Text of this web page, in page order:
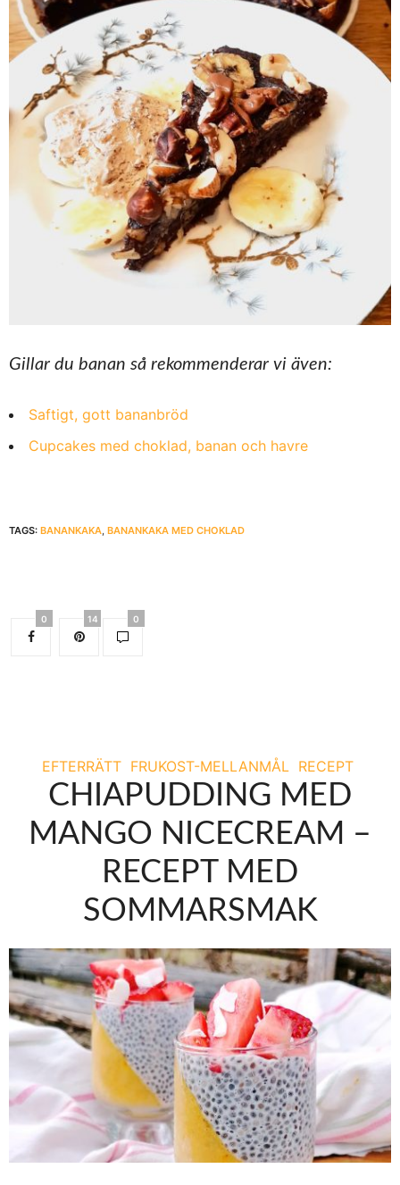
Gillar du banan så rekommenderar vi även:
Saftigt, gott bananbröd
Cupcakes med choklad, banan och havre
TAGS: BANANKAKA BANANKAKA MED CHOKLAD
0 14 0
EFTERRÄTT FRUKOST-MELLANMÅL RECEPT
CHIAPUDDING MED
MANGO NICECREAM –
RECEPT MED
SOMMARSMAK